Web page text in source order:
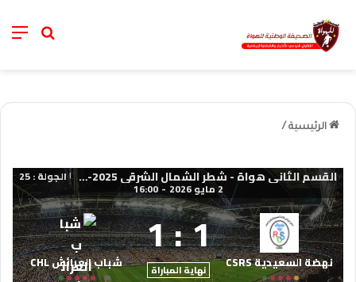
خانة
الرئيسية /
القسم الثاني هواة - شطر الشمال الشرقي 2025-2026 | الجولة : 25
2 مايو 2026 -
16:00
نهضة السعيدية CSRS 1
:
1
نهاية المباراة شباب العرائش CHL